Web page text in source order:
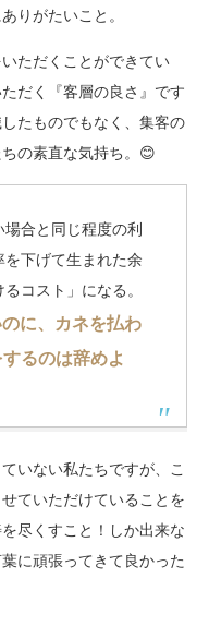
りがたいこと。
ただくことができてい
だく『客層の良さ』です
たものでもなく、集客の
の素直な気持ち。😊
合と同じ程度の利
下げて生まれた余
コスト」になる。
に、カネを払わ
るのは辞めよ
いない私たちですが、こ
ていただけていることを
尽くすこと！しか出来な
に頑張ってきて良かった